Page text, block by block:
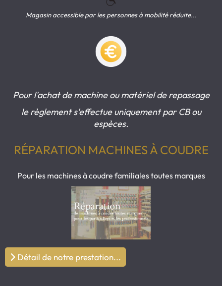
Magasin accessible par les personnes à mobilité réduite...
Pour l'achat de machine ou matériel de repassage
le règlement s'effectue uniquement par CB ou
espèces.
RÉPARATION MACHINES À COUDRE
Pour les machines à coudre familiales toutes marques
Détail de notre prestation...